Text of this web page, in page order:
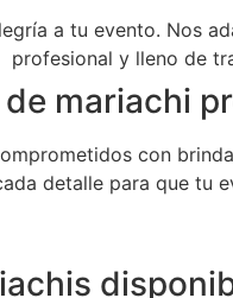
a tu evento. Nos
profesional y lleno de
mariachi
con
detalle para que tu